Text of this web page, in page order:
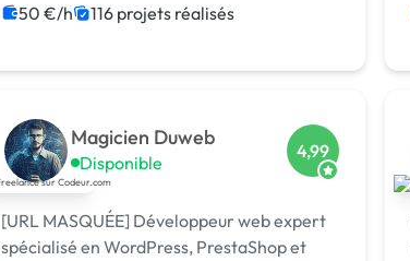
Site clé en main
Web design
Integration HTML
50 €/h 116 projets réalisés
Magicien Duweb
Disponible
4,99
[URL MASQUÉE] Développeur web expert
spécialisé en WordPress, PrestaShop et